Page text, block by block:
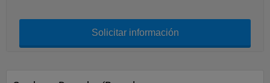
Solicitar información